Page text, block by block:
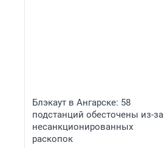
Блэкаут в Ангарске: 58
подстанций обесточены из-за
несанкционированных
раскопок